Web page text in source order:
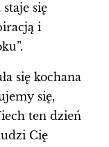
się
i
się kochana
się,
ten dzień
Cię